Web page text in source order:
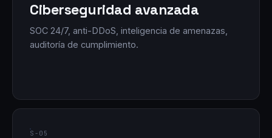
Ciberseguridad avanzada
SOC 24/7, anti-DDoS, inteligencia de amenazas,
auditoría de cumplimiento.
S-05